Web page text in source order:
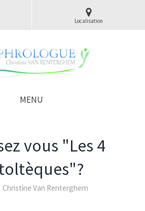
Localisation
MENU
vous "Les 4
Christine Van Renterghem